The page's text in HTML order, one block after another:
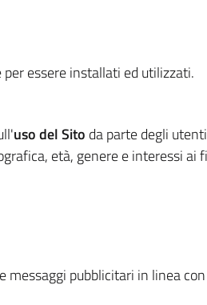
essere installati ed utilizzati.
uso del Sito da parte degli
età, genere e interessi
messaggi pubblicitari in linea